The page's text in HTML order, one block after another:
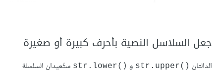
جعل السلاسل النصية بأحرف كبيرة أو صغيرة
الدالتان str.upper()‎ و str.lower()‎ ستُعيدان السلسلة